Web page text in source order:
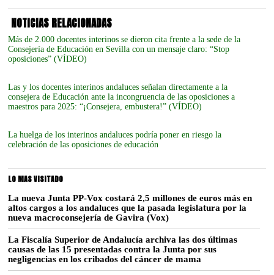
NOTICIAS RELACIONADAS
Más de 2.000 docentes interinos se dieron cita frente a la sede de la
Consejería de Educación en Sevilla con un mensaje claro: “Stop
oposiciones” (VÍDEO)
Las y los docentes interinos andaluces señalan directamente a la
consejera de Educación ante la incongruencia de las oposiciones a
maestros para 2025: “¡Consejera, embustera!” (VÍDEO)
La huelga de los interinos andaluces podría poner en riesgo la
celebración de las oposiciones de educación
LO MAS VISITADO
La nueva Junta PP-Vox costará 2,5 millones de euros más en
altos cargos a los andaluces que la pasada legislatura por la
nueva macroconsejería de Gavira (Vox)
La Fiscalía Superior de Andalucía archiva las dos últimas
causas de las 15 presentadas contra la Junta por sus
negligencias en los cribados del cáncer de mama